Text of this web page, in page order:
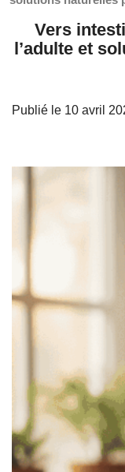
Vers
l’adulte et
Publié le 10 avril